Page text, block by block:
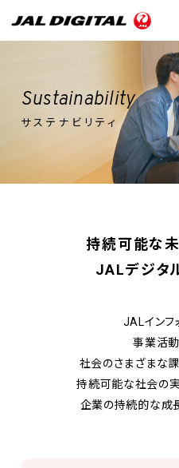
Sustainability
サステナビリティ
持続可能な
JALデジタ
JALインフ
事業活
社会のさまざまな
持続可能な社会の
企業の持続的な成